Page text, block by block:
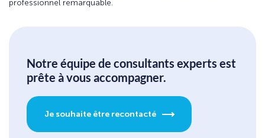
professionnel remarquable.
Notre équipe de consultants experts est
prête à vous accompagner.
Je souhaite être recontacté